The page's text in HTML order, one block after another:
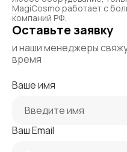
MagiCosmo работает с
компаний РФ.
Оставьте заявку
и наши менеджеры
время
Ваше имя
Ваш Email